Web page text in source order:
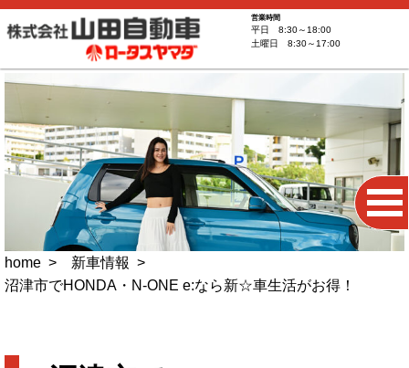
営業時間
平日 8:30～18:00
土曜日 8:30～17:00
home
新車情報
沼津市でHONDA・N-ONE e:なら新☆車生活がお得！